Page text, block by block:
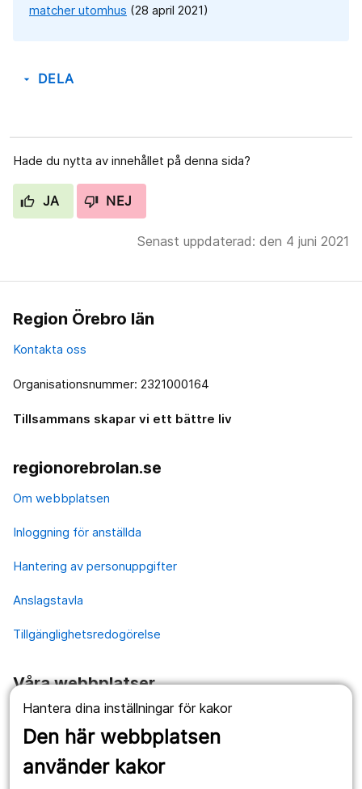
Hantera dina inställningar för kakor
Den här webbplatsen
använder kakor
matcher utomhus (28 april 2021)
arrow_drop_down DELA
Hade du nytta av innehållet på denna sida?
JA NEJ
Senast uppdaterad: den 4 juni 2021
Region Örebro län
Kontakta oss
Organisationsnummer: 2321000164
Tillsammans skapar vi ett bättre liv
regionorebrolan.se
Om webbplatsen
Inloggning för anställda
Hantering av personuppgifter
Anslagstavla
Tillgänglighetsredogörelse
Våra webbplatser
1177.se
Länstrafiken